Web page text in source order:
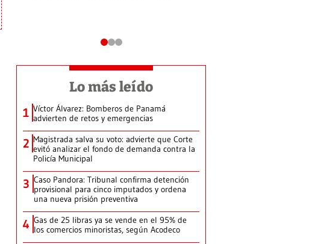
Lo más leído
1 Víctor Álvarez: Bomberos de Panamá
advierten de retos y emergencias
2 Magistrada salva su voto: advierte que Corte
evitó analizar el fondo de demanda contra la
Policía Municipal
3 Caso Pandora: Tribunal confirma detención
provisional para cinco imputados y ordena
una nueva prisión preventiva
4 Gas de 25 libras ya se vende en el 95% de
los comercios minoristas, según Acodeco